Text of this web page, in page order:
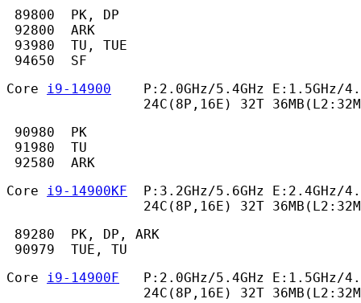
89800  PK, DP
92800  ARK
93980  TU, TUE
94650  SF
Core i9-14900
P:2.0GHz/5.4GHz E:1.5GHz/
24C(8P,16E) 32T
90980  PK
91980  TU
92580  ARK
Core i9-14900KF
P:3.2GHz/5.6GHz E:2.4GHz/
24C(8P,16E) 32T
89280  PK, DP, ARK
90979  TUE, TU
Core i9-14900F
P:2.0GHz/5.4GHz E:1.5GHz/
24C(8P,16E) 32T